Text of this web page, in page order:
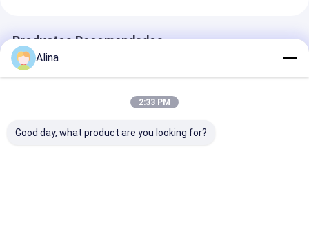
Productos Recomendados
Alina
2:33 PM
Good day, what product are you looking for?